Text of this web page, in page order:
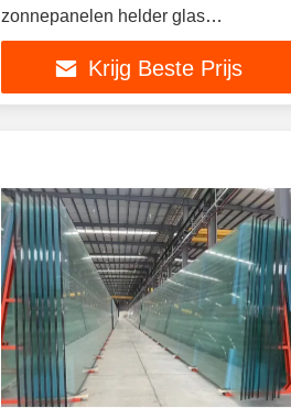
zonnepanelen helder glas
fotovoltaïsch glas
Krijg Beste Prijs